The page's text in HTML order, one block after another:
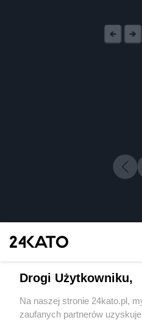
Wydawca mediów lokalnych
Drogi Użytkowniku,
Na naszej stronie 24kato.pl,
zaufanych partnerów